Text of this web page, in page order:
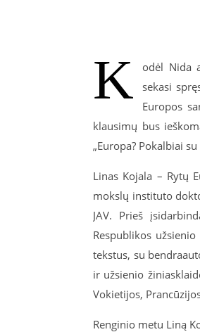
K
odėl Nida
sekasi
Europos
klausimų bus
„Europa? Pokalbiai
Linas Kojala – Rytų
mokslų instituto
JAV. Prieš
Respublikos
tekstus, su
ir užsienio
Vokietijos,
Renginio metu Liną